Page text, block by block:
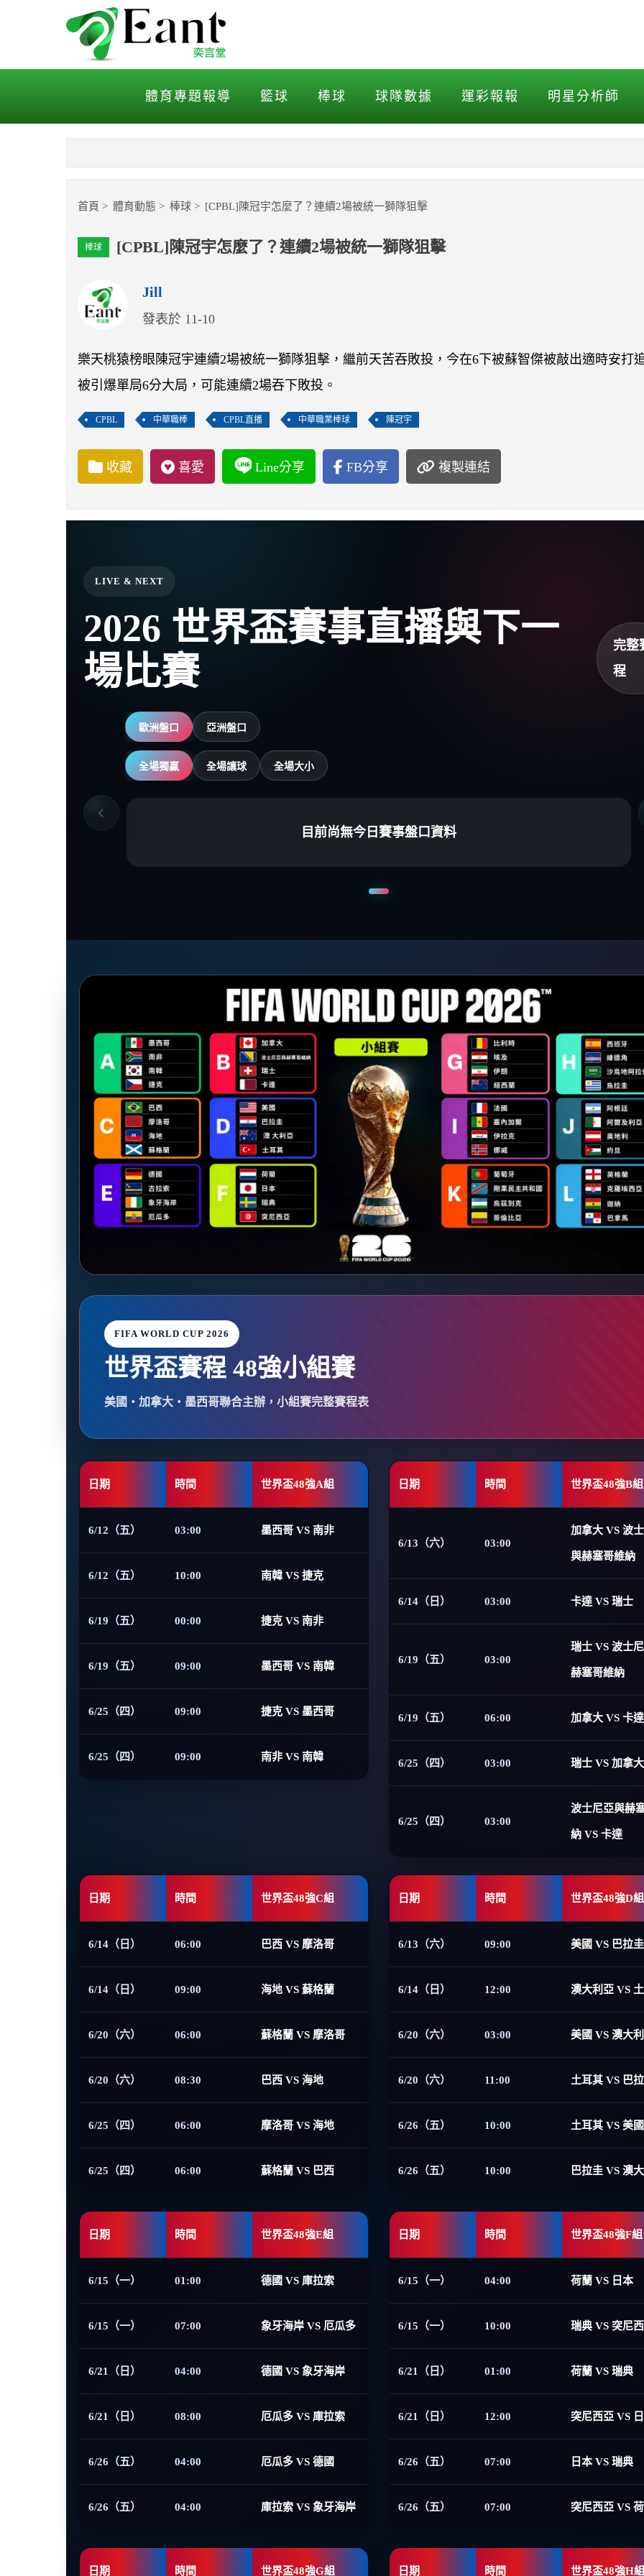
[CPBL]陳冠宇怎麼了？連續2場被統一獅隊狙擊
體育專題報導 籃球 棒球 球隊數據 運彩報報 明星分析師
首頁 體育動態 棒球 [CPBL]陳冠宇怎麼了？連續2場被統一獅隊狙擊
棒球 [CPBL]陳冠宇怎麼了？連續2場被統一獅隊狙擊
Jill
發表於 11-10
樂天桃猿榜眼陳冠宇連續2場被統一獅隊狙擊，繼前天苦吞敗投，今在6下被蘇智傑被敲出適時安打
被引爆單局6分大局，可能連續2場吞下敗投。
CPBL 中華職棒 CPBL直播 中華職業棒球 陳冠宇
收藏 喜愛 Line分享 FB分享 複製連結
LIVE & NEXT
2026 世界盃賽事直播與下一
場比賽
完整
程
歐洲盤口 亞洲盤口
全場獨贏 全場讓球 全場大小
目前尚無今日賽事盤口資料
FIFA WORLD CUP 2026
世界盃賽程 48強小組賽
美國・加拿大・墨西哥聯合主辦，小組賽完整賽程表
日期 時間 世界盃48強A組
6/12（五） 03:00 墨西哥 VS 南非
6/12（五） 10:00 南韓 VS 捷克
6/19（五） 00:00 捷克 VS 南非
6/19（五） 09:00 墨西哥 VS 南韓
6/25（四） 09:00 捷克 VS 墨西哥
6/25（四） 09:00 南非 VS 南韓
日期 時間 世界盃48強B組
6/13（六） 03:00
加拿大 VS 波
與赫塞哥維納
6/14（日） 03:00 卡達 VS 瑞士
6/19（五） 03:00
瑞士 VS 波士
赫塞哥維納
6/19（五） 06:00 加拿大 VS 卡達
6/25（四） 03:00 瑞士 VS 加拿大
6/25（四） 03:00
波士尼亞與赫
納 VS 卡達
日期 時間 世界盃48強C組
6/14（日） 06:00 巴西 VS 摩洛哥
6/14（日） 09:00 海地 VS 蘇格蘭
6/20（六） 06:00 蘇格蘭 VS 摩洛哥
6/20（六） 08:30 巴西 VS 海地
6/25（四） 06:00 摩洛哥 VS 海地
6/25（四） 06:00 蘇格蘭 VS 巴西
日期 時間 世界盃48強D組
6/13（六） 09:00 美國 VS 巴拉圭
6/14（日） 12:00 澳大利亞 VS
6/20（六） 03:00 美國 VS 澳大
6/20（六） 11:00 土耳其 VS 巴
6/26（五） 10:00 土耳其 VS 美國
6/26（五） 10:00 巴拉圭 VS 澳
日期 時間 世界盃48強E組
6/15（一） 01:00 德國 VS 庫拉索
6/15（一） 07:00 象牙海岸 VS 厄瓜多
6/21（日） 04:00 德國 VS 象牙海岸
6/21（日） 08:00 厄瓜多 VS 庫拉索
6/26（五） 04:00 厄瓜多 VS 德國
6/26（五） 04:00 庫拉索 VS 象牙海岸
日期 時間 世界盃48強F組
6/15（一） 04:00 荷蘭 VS 日本
6/15（一） 10:00 瑞典 VS 突尼
6/21（日） 01:00 荷蘭 VS 瑞典
6/21（日） 12:00 突尼西亞 VS
6/26（五） 07:00 日本 VS 瑞典
6/26（五） 07:00 突尼西亞 VS
日期 時間 世界盃48強G組 日期 時間 世界盃48強H組